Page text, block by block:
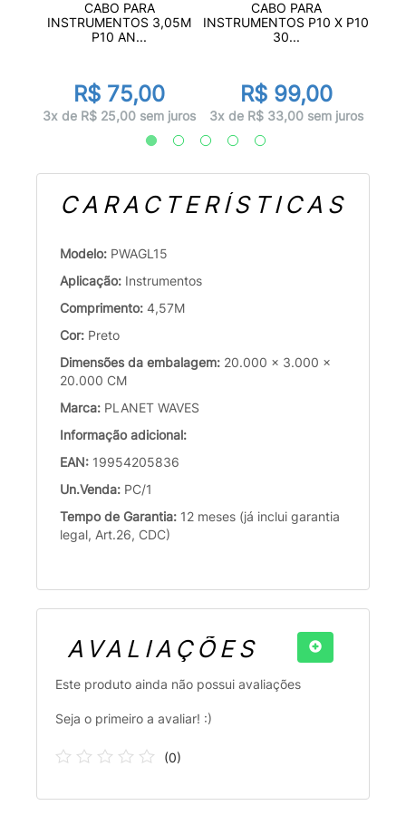
CABO PARA
INSTRUMENTOS 3,05M
P10 AN...
R$ 75,00
3x de R$ 25,00 sem juros
CABO PARA
INSTRUMENTOS P10 X P10
30...
R$ 99,00
3x de R$ 33,00 sem juros
CARACTERÍSTICAS
Modelo: PWAGL15
Aplicação: Instrumentos
Comprimento: 4,57M
Cor: Preto
Dimensões da embalagem: 20.000 x 3.000 x
20.000 CM
Marca: PLANET WAVES
Informação adicional:
EAN: 19954205836
Un.Venda: PC/1
Tempo de Garantia: 12 meses (já inclui garantia
legal, Art.26, CDC)
AVALIAÇÕES
Este produto ainda não possui avaliações
Seja o primeiro a avaliar! :)
(0)